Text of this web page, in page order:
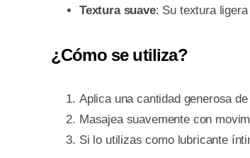
Textura suave: Su textura
¿Cómo se utiliza?
Aplica una cantidad generosa
Masajea suavemente con
Si lo utilizas como lubricante